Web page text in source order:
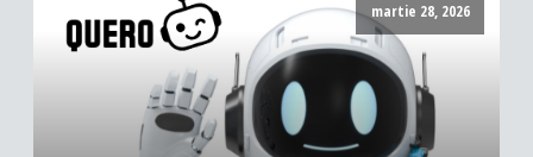
martie 28, 2026